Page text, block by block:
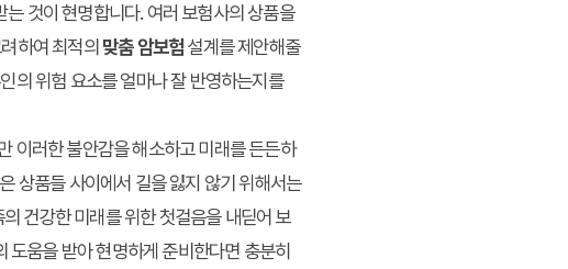
것이 현명합니다. 여러 보험사의 상품을
하여 최적의 맞춤 암보험설계를 제안해줄
의 위험 요소를 얼마나 잘 반영하는지를
이러한 불안감을 해소하고 미래를 든든하
상품들 사이에서 길을 잃지 않기 위해서는
건강한 미래를 위한 첫걸음을 내딛어 보
움을 받아 현명하게 준비한다면 충분히